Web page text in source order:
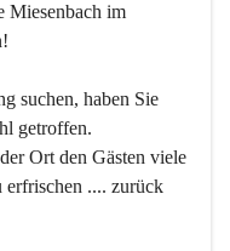
Miesenbach im
suchen, haben Sie
getroffen.
Ort den Gästen viele
.... zurück